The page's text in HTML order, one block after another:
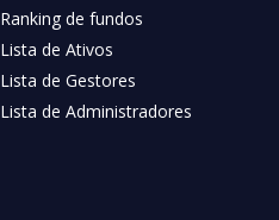
Ranking de fundos
Lista de Ativos
Lista de Gestores
Lista de Administradores